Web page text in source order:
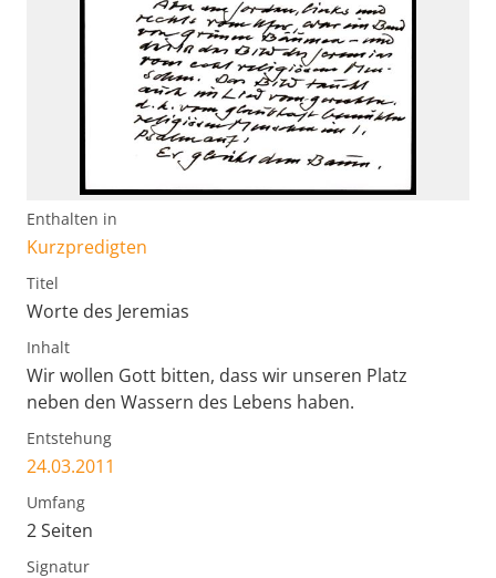
Enthalten in
Kurzpredigten
Titel
Worte des Jeremias
Inhalt
Wir wollen Gott bitten, dass wir unseren Platz
neben den Wassern des Lebens haben.
Entstehung
24.03.2011
Umfang
2 Seiten
Signatur